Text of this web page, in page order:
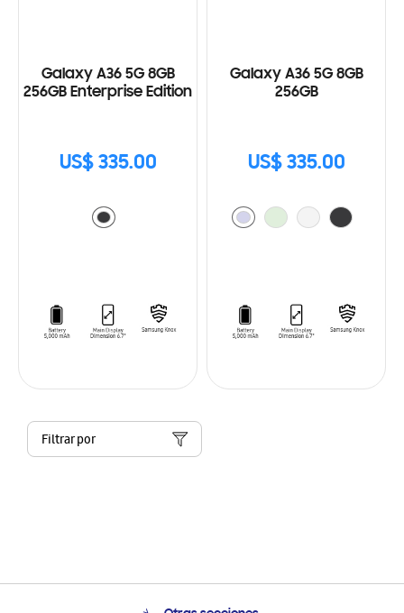
Galaxy A36 5G 8GB
256GB Enterprise Edition
US$ 335.00
Galaxy A36 5G 8GB
256GB
US$ 335.00
Filtrar por